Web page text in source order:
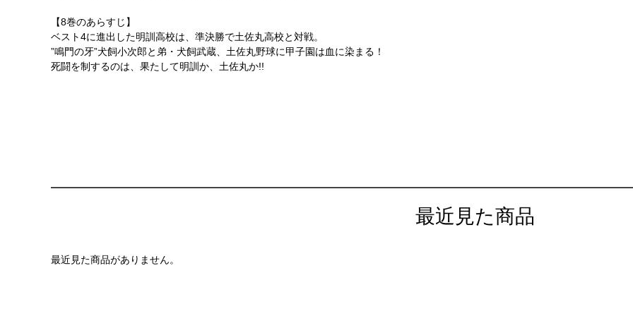
【8巻のあらすじ】
ベスト4に進出した明訓高校は、準決勝で土佐丸高校と対戦。
”鳴門の牙”犬飼小次郎と弟・犬飼武蔵、土佐丸野球に甲子園は血に染まる！
死闘を制するのは、果たして明訓か、土佐丸か!!
最近見た商品
最近見た商品がありません。